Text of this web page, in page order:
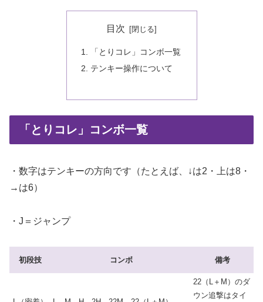
目次
「とりコレ」コンボ一覧
テンキー操作について
「とりコレ」コンボ一覧
・数字はテンキーの方向です（たとえば、↓は2・上は8・
→は6）
・J＝ジャンプ
初段技 コンボ 備考
22（L＋M）のダ
ウン追撃はタイ